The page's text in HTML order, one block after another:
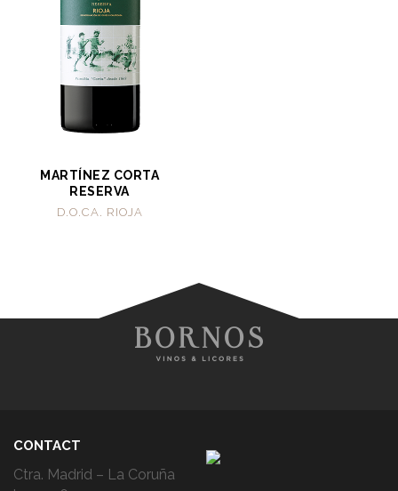
MARTÍNEZ CORTA
RESERVA
D.O.CA. RIOJA
CONTACT
Ctra. Madrid – La Coruña